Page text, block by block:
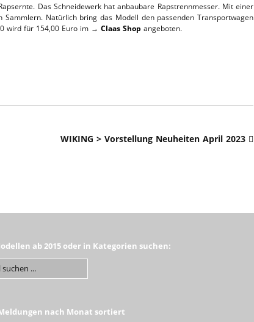
Das Schneidewerk hat anbaubare Rapstrennmesser. Mit einer
Natürlich bring das Modell den passenden Transportwagen
wird für 154,00 Euro im → Claas Shop angeboten.
WIKING > Vorstellung Neuheiten April 2023
ab 2015 oder in Kategorien suchen:
nach Monat sortiert